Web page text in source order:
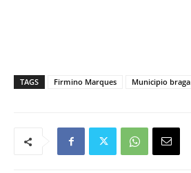
TAGS Firmino Marques Municipio braga